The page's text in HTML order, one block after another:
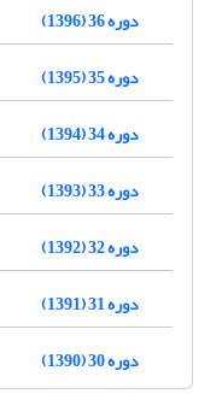
دوره 36 (1396)
دوره 35 (1395)
دوره 34 (1394)
دوره 33 (1393)
دوره 32 (1392)
دوره 31 (1391)
دوره 30 (1390)